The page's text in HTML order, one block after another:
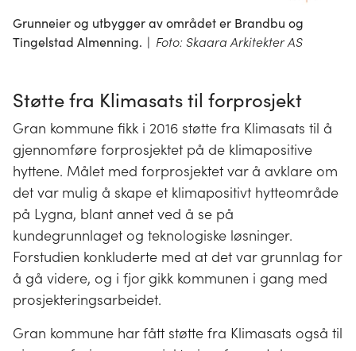
Grunneier og utbygger av området er Brandbu og
Tingelstad Almenning. | Foto: Skaara Arkitekter AS
Støtte fra Klimasats til forprosjekt
Gran kommune fikk i 2016 støtte fra Klimasats til å
gjennomføre forprosjektet på de klimapositive
hyttene. Målet med forprosjektet var å avklare om
det var mulig å skape et klimapositivt hytteområde
på Lygna, blant annet ved å se på
kundegrunnlaget og teknologiske løsninger.
Forstudien konkluderte med at det var grunnlag for
å gå videre, og i fjor gikk kommunen i gang med
prosjekteringsarbeidet.
Gran kommune har fått støtte fra Klimasats også til